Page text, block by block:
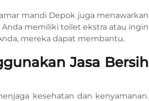
mandi Depok juga menawarkan
Anda memiliki toilet ekstra atau ingin
mereka dapat membantu.
Jasa Bersih
kesehatan dan kenyamanan.